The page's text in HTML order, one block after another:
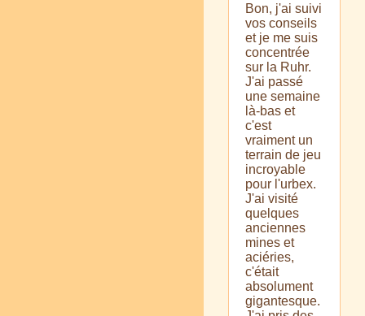
Bon, j'ai suivi
vos conseils
et je me suis
concentrée
sur la Ruhr.
J'ai passé
une semaine
là-bas et
c'est
vraiment un
terrain de jeu
incroyable
pour l'urbex.
J'ai visité
quelques
anciennes
mines et
aciéries,
c'était
absolument
gigantesque.